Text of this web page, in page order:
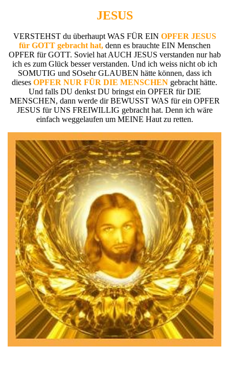
JESUS
VERSTEHST du überhaupt WAS FÜR EIN OPFER JESUS
für GOTT gebracht hat,denn es brauchte EIN Menschen
OPFER für GOTT. Soviel hat AUCH JESUS verstanden nur hab
ich es zum Glück besser verstanden. Und ich weiss nicht ob ich
SOMUTIG und SOsehr GLAUBEN hätte können, dass ich
dieses OPFER NUR FÜR DIE MENSCHEN gebracht hätte.
Und falls DU denkst DU bringst ein OPFER für DIE
MENSCHEN, dann werde dir BEWUSST WAS für ein OPFER
JESUS für UNS FREIWILLIG gebracht hat. Denn ich wäre
einfach weggelaufen um MEINE Haut zu retten.